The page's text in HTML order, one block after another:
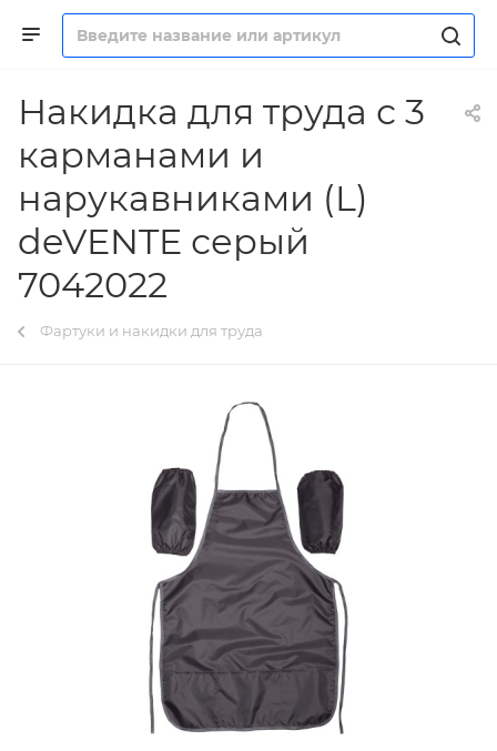
Накидка для труда с 3
карманами и
нарукавниками (L)
deVENTE серый
7042022
Фартуки и накидки для труда